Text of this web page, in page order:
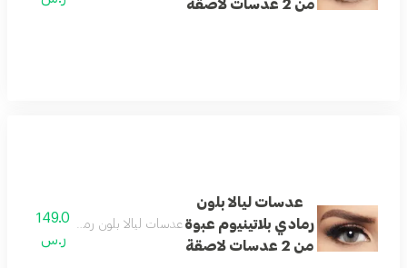
من 2 عدسات لاصقة
عدسات ليالا بلون
رمادي بلاتينيوم عبوة
من 2 عدسات لاصقة
عدسات ليالا بلون رمادي بلاتينيوم عبوة من 2
149.0
ر.س